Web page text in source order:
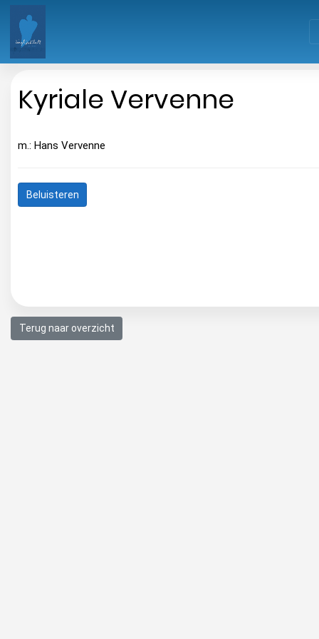
Kyriale Vervenne
m.: Hans Vervenne
Beluisteren
Terug naar overzicht